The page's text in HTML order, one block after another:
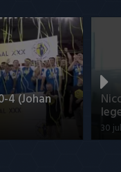
4 (Johan
30